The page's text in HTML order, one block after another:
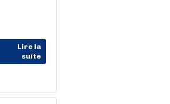
Lire la
suite